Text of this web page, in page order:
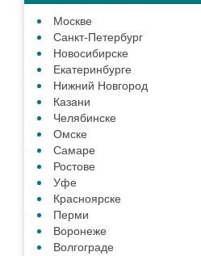
Москве
Санкт-Петербург
Новосибирске
Екатеринбурге
Нижний Новгород
Казани
Челябинске
Омске
Самаре
Ростове
Уфе
Красноярске
Перми
Воронеже
Волгограде